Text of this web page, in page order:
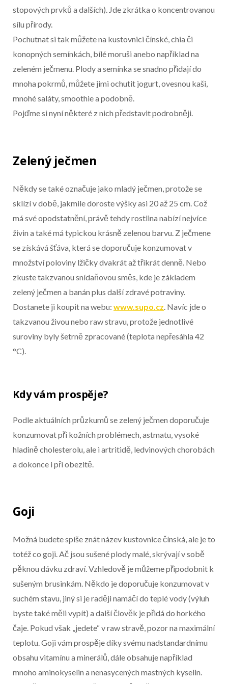
stopových prvků a dalších). Jde zkrátka o koncentrovanou
sílu přírody.
Pochutnat si tak můžete na kustovnici čínské, chia či
konopných semínkách, bílé moruši anebo například na
zeleném ječmenu. Plody a semínka se snadno přidají do
mnoha pokrmů, můžete jimi ochutit jogurt, ovesnou kaši,
mnohé saláty, smoothie a podobně.
Pojďme si nyní některé z nich představit podrobněji.
Zelený ječmen
Někdy se také označuje jako mladý ječmen, protože se
sklízí v době, jakmile doroste výšky asi 20 až 25 cm. Což
má své opodstatnění, právě tehdy rostlina nabízí nejvíce
živin a také má typickou krásně zelenou barvu. Z ječmene
se získává šťáva, která se doporučuje konzumovat v
množství poloviny lžičky dvakrát až třikrát denně. Nebo
zkuste takzvanou snídaňovou směs, kde je základem
zelený ječmen a banán plus další zdravé potraviny.
Dostanete ji koupit na webu: www.supo.cz . Navíc jde o
takzvanou živou nebo raw stravu, protože jednotlivé
suroviny byly šetrně zpracované (teplota nepřesáhla 42
°C).
Kdy vám prospěje?
Podle aktuálních průzkumů se zelený ječmen doporučuje
konzumovat při kožních problémech, astmatu, vysoké
hladině cholesterolu, ale i artritidě, ledvinových chorobách
a dokonce i při obezitě.
Goji
Možná budete spíše znát název kustovnice čínská, ale je to
totéž co goji. Ač jsou sušené plody malé, skrývají v sobě
pěknou dávku zdraví. Vzhledově je můžeme připodobnit k
sušeným brusinkám. Někdo je doporučuje konzumovat v
suchém stavu, jiný si je raději namáčí do teplé vody (výluh
byste také měli vypít) a další člověk je přidá do horkého
čaje. Pokud však „jedete“ v raw stravě, pozor na maximální
teplotu. Goji vám prospěje díky svému nadstandardnímu
obsahu vitamínu a minerálů, dále obsahuje například
mnoho aminokyselin a nenasycených mastných kyselin.